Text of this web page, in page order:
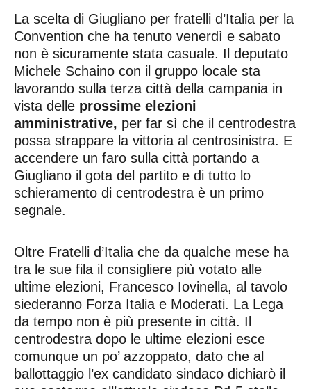
La scelta di Giugliano per fratelli d’Italia per la
Convention che ha tenuto venerdì e sabato
non è sicuramente stata casuale. Il deputato
Michele Schaino con il gruppo locale sta
lavorando sulla terza città della campania in
vista delle prossime elezioni
amministrative, per far sì che il centrodestra
possa strappare la vittoria al centrosinistra. E
accendere un faro sulla città portando a
Giugliano il gota del partito e di tutto lo
schieramento di centrodestra è un primo
segnale.
Oltre Fratelli d’Italia che da qualche mese ha
tra le sue fila il consigliere più votato alle
ultime elezioni, Francesco Iovinella, al tavolo
siederanno Forza Italia e Moderati. La Lega
da tempo non è più presente in città. Il
centrodestra dopo le ultime elezioni esce
comunque un po’ azzoppato, dato che al
ballottaggio l’ex candidato sindaco dichiarò il